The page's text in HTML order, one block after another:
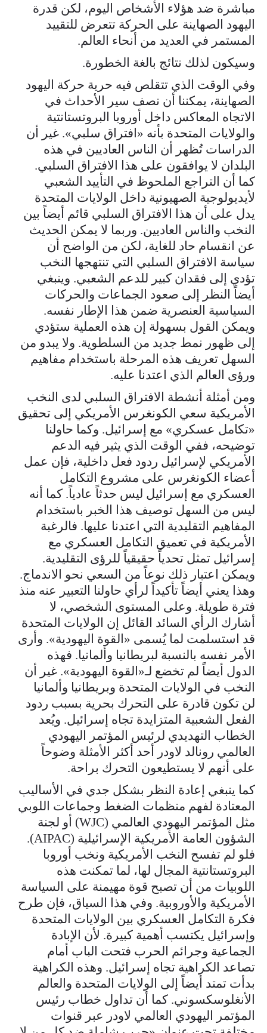
مباشرة ضد هؤلاء الأشخاص اليوم، لكن قدرة
اليهود الصهاينة على الحركة تتعرض للتقييد
المستمر في العديد من أنحاء العالم.
وسيكون لذلك نتائج بالغة الخطورة.
وفي الوقت الذي تتقلص فيه حرية حركة اليهود
الصهاينة، يمكننا أن نصف سير الأحداث في
الاتجاه المعاكس داخل أوروبا البروتستانتية
والولايات المتحدة بأنه «افتراق سلبي». غير أن
الدراسات تُظهر أن الناس العاديين في هذه
البلدان لا يوافقون على هذا الافتراق السلبي.
كما أن التراجع الملحوظ في التأييد الشعبي
لأيديولوجية الصهيونية داخل الولايات المتحدة
يدل على أن هذا الافتراق السلبي قائم أيضاً بين
النخب والناس العاديين. وربما لا يمكن الحديث
عن انقسام حاد للغاية، لكن من الواضح أن
سياسة الافتراق السلبي التي تنتهجها النخب
تؤدي إلى فقدان كبير للدعم الشعبي. وينبغي
أيضاً النظر إلى صعود الجماعات والحركات
السياسية العنصرية ضمن هذا الإطار نفسه.
ويمكن القول بسهولة إن هذه العملية ستؤدي
إلى ظهور نمط جديد من السلطوية. ولا يبدو من
السهل تعريف هذه المرحلة باستخدام مفاهيم
ورؤى العالم الذي اعتدنا عليه.
ومن أمثلة أنشطة الافتراق السلبي لدى النخب
الأمريكية سعي الكونغرس الأمريكي إلى تحقيق
«تكامل عسكري» مع إسرائيل. وكما حاولنا
توضيحه، ففي الوقت الذي يثير فيه الدعم
الأمريكي لإسرائيل ردود فعل داخلية، فإن عمل
أعضاء الكونغرس على مشروع التكامل
العسكري مع إسرائيل ليس حدثاً عادياً. كما أنه
ليس من السهل توصيف هذا الخبر باستخدام
المفاهيم التقليدية التي اعتدنا عليها. فالرغبة
الأمريكية في تعميق التكامل العسكري مع
إسرائيل تمثل تحدياً حقيقياً للرؤى التقليدية.
ويمكن اعتبار ذلك نوعاً من السعي نحو الاندماج.
وهذا يعني أيضاً تأكيداً لرأي حاولنا التعبير عنه منذ
فترة طويلة. وعلى المستوى الشخصي، لا
أشارك الرأي السائد القائل إن الولايات المتحدة
قد استسلمت لما يُسمى «القوة اليهودية». وأرى
الأمر نفسه بالنسبة لبريطانيا وألمانيا. فهذه
الدول أيضاً لم تخضع لـ«القوة اليهودية». غير أن
النخب في الولايات المتحدة وبريطانيا وألمانيا
لن تكون قادرة على التحرك بحرية بسبب ردود
الفعل الشعبية المتزايدة تجاه إسرائيل. ويُعد
الخطاب التهديدي لرئيس المؤتمر اليهودي
العالمي رونالد لاودر أحد أكثر الأمثلة وضوحاً
على أنهم لا يستطيعون التحرك براحة.
كما ينبغي إعادة النظر بشكل جدي في الأساليب
المعتادة لفهم منظمات الضغط وجماعات اللوبي
مثل المؤتمر اليهودي العالمي (WJC) أو لجنة
الشؤون العامة الأمريكية الإسرائيلية (AIPAC).
فلو لم تفسح النخب الأمريكية ونخب أوروبا
البروتستانتية المجال لها، لما تمكنت هذه
اللوبيات من أن تصبح قوة مهيمنة على السياسة
الأمريكية والأوروبية. وفي هذا السياق، فإن طرح
فكرة التكامل العسكري بين الولايات المتحدة
وإسرائيل يكتسب أهمية كبيرة. لأن الإبادة
الجماعية وجرائم الحرب فتحت الباب أمام
تصاعد الكراهية تجاه إسرائيل. وهذه الكراهية
بدأت تمتد أيضاً إلى الولايات المتحدة والعالم
الأنغلوسكسوني. كما أن تداول خطاب رئيس
المؤتمر اليهودي العالمي لاودر عبر قنوات